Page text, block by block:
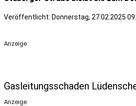
Veröffentlicht: Donnerstag, 27.02.2025
Anzeige
Gasleitungsschaden
Anzeige